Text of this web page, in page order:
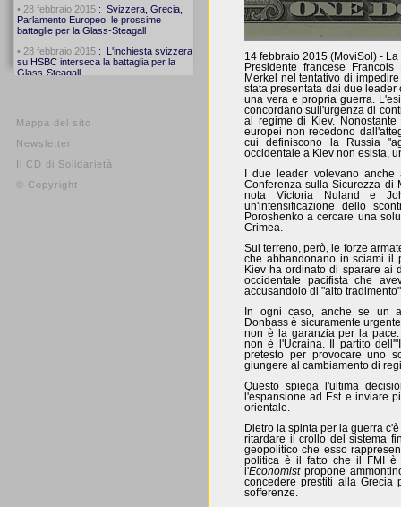
Mappa del sito
Newsletter
Il CD di Solidarietà
© Copyright
14 febbraio 2015 (MoviSol) -
Presidente francese
Merkel nel tentativo di
stata presentata dai due
una vera e propria guerra.
concordano sull'urgenza di
al regime di Kiev.
europei non recedono
cui definiscono la Russia
occidentale a Kiev non esista,
I due leader volevano
Conferenza sulla Sicurezza di
nota Victoria Nuland e
un'intensificazione dello
Poroshenko a cercare una
Crimea.
Sul terreno, però, le forze
che abbandonano in sciami il
Kiev ha ordinato di sparare ai
occidentale pacifista che
accusandolo di "alto
In ogni caso, anche se un
Donbass è sicuramente
non è la garanzia per la
non è l'Ucraina. Il partito
pretesto per provocare uno
giungere al cambiamento di
Questo spiega l'ultima
l'espansione ad Est e inviare
orientale.
Dietro la spinta per la guerra
ritardare il crollo del sistema
geopolitico che esso
politica è il fatto che il FMI è
l'Economistpropone
concedere prestiti alla Grecia
sofferenze.